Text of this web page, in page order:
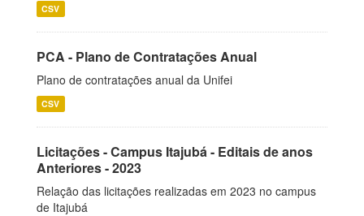
CSV
PCA - Plano de Contratações Anual
Plano de contratações anual da Unifei
CSV
Licitações - Campus Itajubá - Editais de anos
Anteriores - 2023
Relação das licitações realizadas em 2023 no campus
de Itajubá